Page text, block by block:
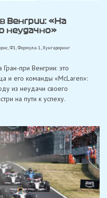
Венгрии: «На
неудачно»
,Ф1,Формула-1,Хунгароринг
при Венгрии: это
и его команды «McLaren»:
из неудачи своего
на пути к успеху.